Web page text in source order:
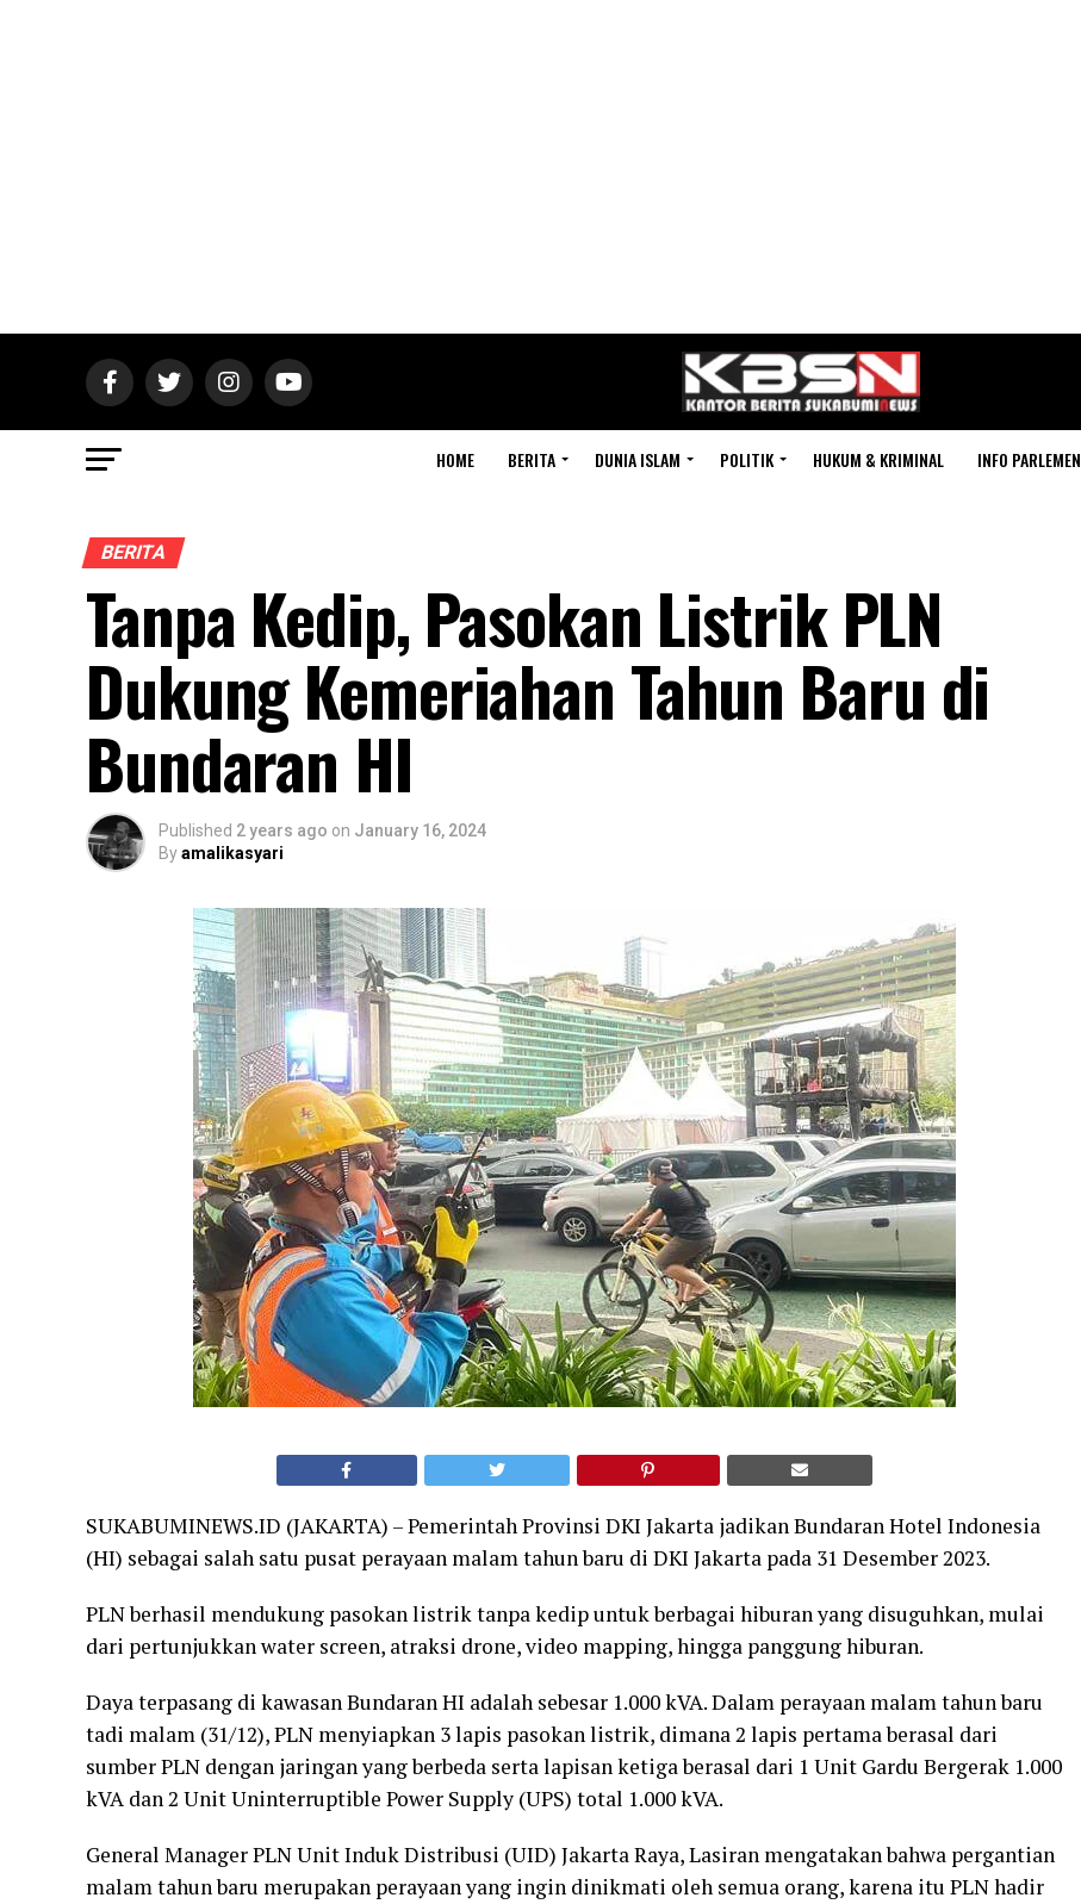
HOME BERITA DUNIA ISLAM POLITIK HUKUM & KRIMINAL INFO PARLEMEN
BERITA
Tanpa Kedip, Pasokan Listrik PLN
Dukung Kemeriahan Tahun Baru di
Bundaran HI
Published 2 years ago on January 16, 2024
Byamalikasyari
SUKABUMINEWS.ID (JAKARTA) – Pemerintah Provinsi DKI Jakarta jadikan Bundaran Hotel Indonesia
(HI) sebagai salah satu pusat perayaan malam tahun baru di DKI Jakarta pada 31 Desember 2023.
PLN berhasil mendukung pasokan listrik tanpa kedip untuk berbagai hiburan yang disuguhkan, mulai
dari pertunjukkan water screen, atraksi drone, video mapping, hingga panggung hiburan.
Daya terpasang di kawasan Bundaran HI adalah sebesar 1.000 kVA. Dalam perayaan malam tahun baru
tadi malam (31/12), PLN menyiapkan 3 lapis pasokan listrik, dimana 2 lapis pertama berasal dari
sumber PLN dengan jaringan yang berbeda serta lapisan ketiga berasal dari 1 Unit Gardu Bergerak 1.000
kVA dan 2 Unit Uninterruptible Power Supply (UPS) total 1.000 kVA.
General Manager PLN Unit Induk Distribusi (UID) Jakarta Raya, Lasiran mengatakan bahwa pergantian
malam tahun baru merupakan perayaan yang ingin dinikmati oleh semua orang, karena itu PLN hadir